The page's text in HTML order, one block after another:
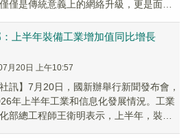
僅是傳統意義上的網絡升級，更是面向
上半年裝備工業增加值同比增長
月20日 上午10:57
社訊】7月20日，國新辦舉行新聞發布會，
年上半年工業和信息化發展情況。工業
部總工程師王衛明表示，上半年，裝備